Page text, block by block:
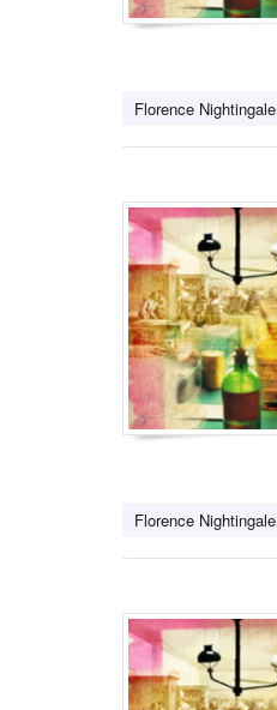
Florence Nightingale
Florence Nightingale